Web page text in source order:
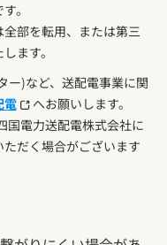
。
部を転用、または第三
ます。
ー)など、送配電事業に関
電
へお願いします。
国電力送配電株式会社に
だく場合がございます